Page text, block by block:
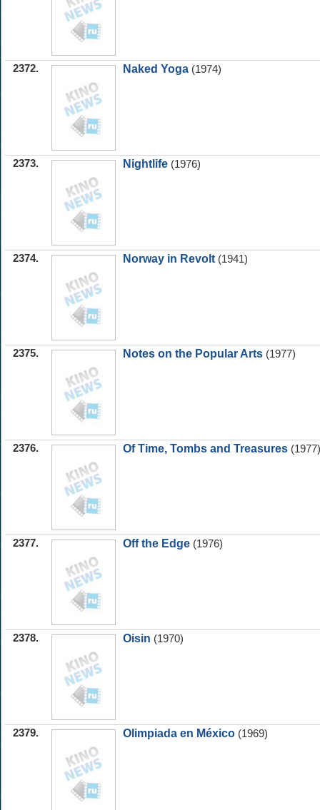
2372. Naked Yoga (1974)
2373. Nightlife (1976)
2374. Norway in Revolt (1941)
2375. Notes on the Popular Arts (1977)
2376. Of Time, Tombs and Treasures (1977)
2377. Off the Edge (1976)
2378. Oisin (1970)
2379. Olimpiada en México (1969)